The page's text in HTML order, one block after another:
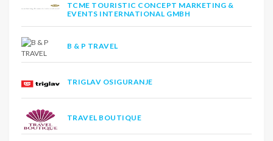
TCME TOURISTIC CONCEPT MARKETING &
EVENTS INTERNATIONAL GMBH
B & P TRAVEL
TRIGLAV OSIGURANJE
TRAVEL BOUTIQUE